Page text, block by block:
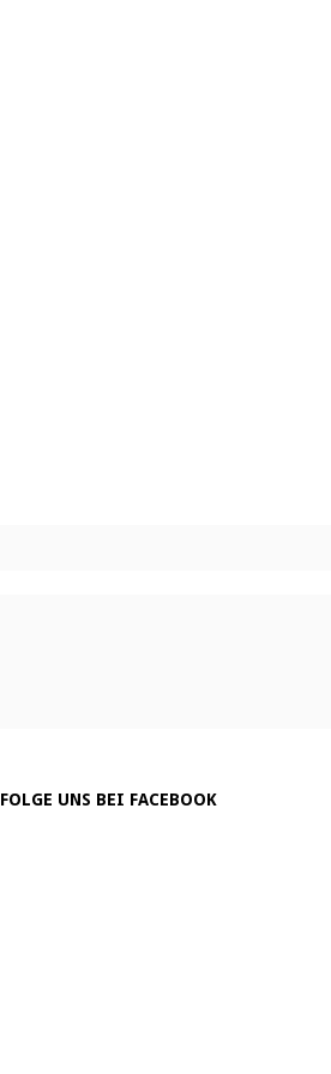
FOLGE UNS BEI FACEBOOK